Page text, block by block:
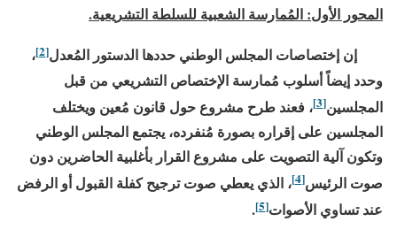
المحور الأول: المُمارسة الشعبية للسلطة التشريعية.
إن إختصاصات المجلس الوطني حددها الدستور المُعدل[2] ،
وحدد إيضاً أسلوب مُمارسة الإختصاص التشريعي من قبل
المجلسين[3] ، فعند طرح مشروع حول قانون مُعين ويختلف
المجلسين على إقراره بصورة مُنفرده، يجتمع المجلس الوطني
وتكون آلية التصويت على مشروع القرار بأغلبية الحاضرين دون
صوت الرئيس[4] ، الذي يعطي صوت ترجيح كفلة القبول أو الرفض
عند تساوي الأصوات[5]
.